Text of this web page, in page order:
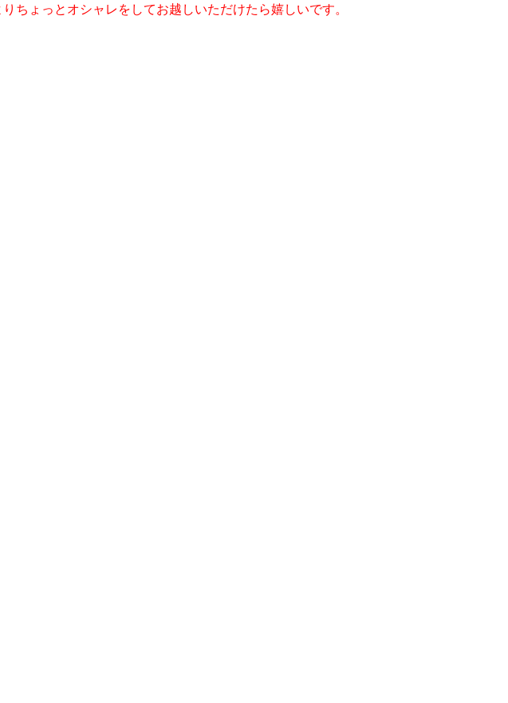
ちょっとオシャレをしてお越しいただけたら嬉しいです。